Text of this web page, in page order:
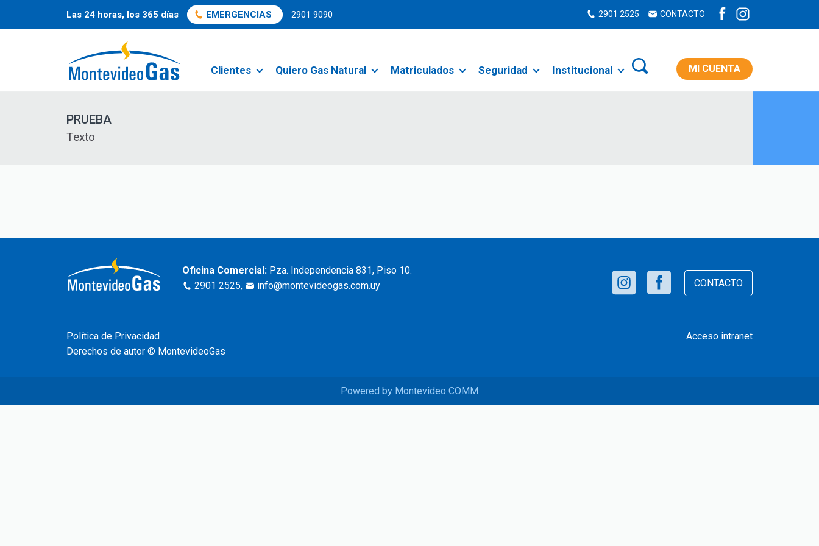
Las 24 horas, los 365 días EMERGENCIAS 2901 9090 2901 2525 CONTACTO
Clientes Quiero Gas Natural Matriculados Seguridad Institucional MI CUENTA
PRUEBA
Texto
Oficina Comercial: Pza. Independencia 831, Piso 10.
2901 2525, info@montevideogas.com.uy CONTACTO
Política de Privacidad
Derechos de autor © MontevideoGas
Acceso intranet
Powered by Montevideo COMM